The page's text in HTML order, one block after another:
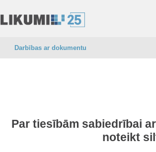
Darbības ar dokumentu
Par tiesībām sabiedrībai
noteikt